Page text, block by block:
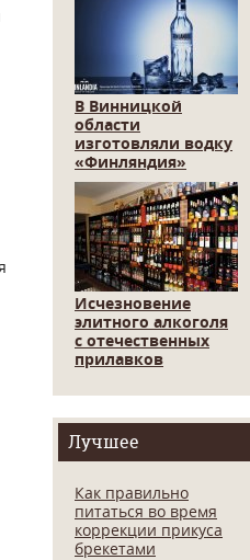
В Винницкой
области
изготовляли водку
«Финляндия»
Исчезновение
элитного алкоголя
с отечественных
прилавков
Лучшее
Как правильно
питаться во время
коррекции прикуса
брекетами